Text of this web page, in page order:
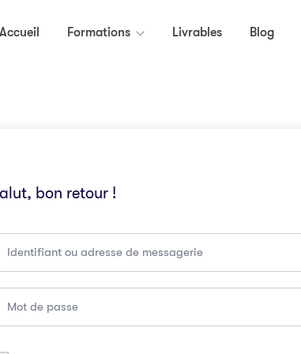
Formations Livrables Blog
bon retour !